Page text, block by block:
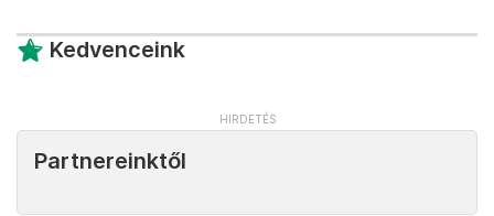
Kedvenceink
Partnereinktől